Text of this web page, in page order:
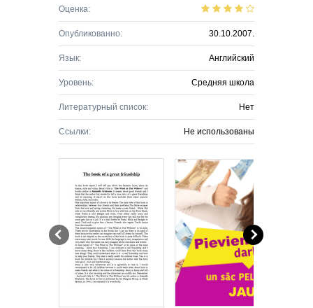
Оценка:
Опубликованно: 30.10.2007.
Язык: Английский
Уровень: Средняя школа
Литературный список: Нет
Ссылки: Не использованы